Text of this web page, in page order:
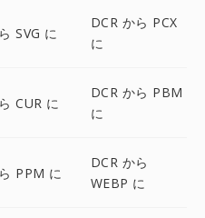
SVG に
DCR から PCX
に
CUR に
DCR から PBM
に
PPM に
DCR から
WEBP に